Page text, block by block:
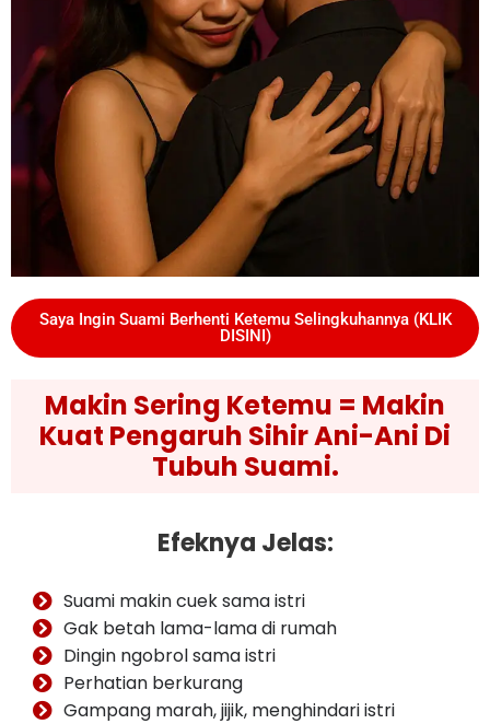
Saya Ingin Suami Berhenti Ketemu Selingkuhannya (KLIK
DISINI)
Makin Sering Ketemu = Makin
Kuat Pengaruh Sihir Ani-Ani Di
Tubuh Suami.
Efeknya Jelas:
Suami makin cuek sama istri
Gak betah lama-lama di rumah
Dingin ngobrol sama istri
Perhatian berkurang
Gampang marah, jijik, menghindari istri